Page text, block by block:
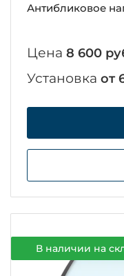
Антибликовое
Цена 8 600
Установка от
В наличии на